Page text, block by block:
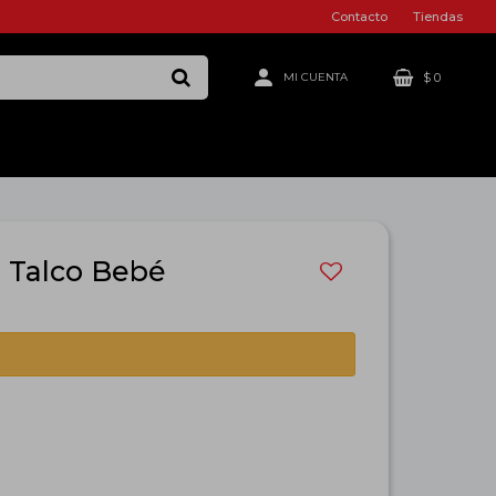
$ 0
Contacto Tiendas
Talco Bebé